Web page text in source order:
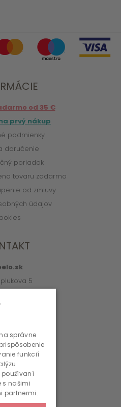
od 35 €
prvý nákup
podmienky
doručenie
poriadok
tovaru zadarmo
od zmluvy
údajov
5
r.s.p.
5
Žilina
správne
funkcií
používaní
s našimi
partnermi.